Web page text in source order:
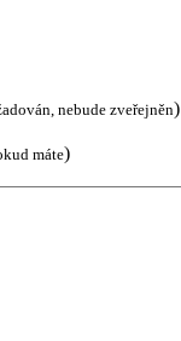
nebude zveřejněn)
máte)